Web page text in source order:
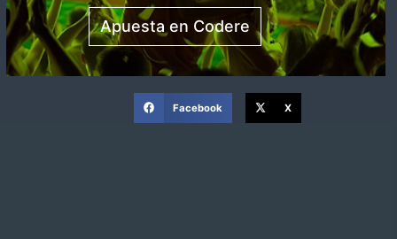
Apuesta en Codere
Facebook X